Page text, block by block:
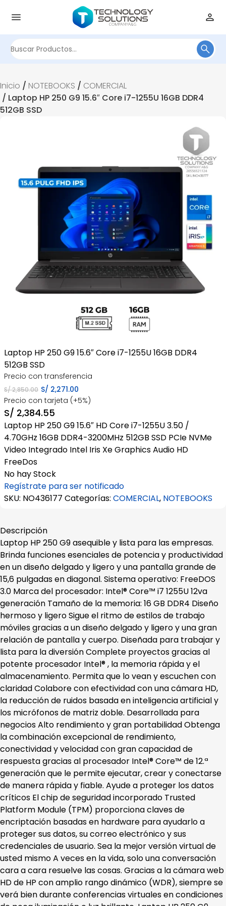
Inicio / NOTEBOOKS / COMERCIAL
/ Laptop HP 250 G9 15.6″ Core i7-1255U 16GB DDR4
512GB SSD
Laptop HP 250 G9 15.6″ Core i7-1255U 16GB DDR4
512GB SSD
¡Oferta!
Precio con transferencia
S/2,850.00 El
precio
original
era:
S/ 2,850.00.
S/ 2,271.00
precio
es:
S/ 2,271.00.
Precio con tarjeta (+5%)
S/ 2,384.55
Laptop HP 250 G9 15.6″ HD Core i7-1255U 3.50 /
4.70GHz 16GB DDR4-3200MHz 512GB SSD PCIe NVMe
Video Integrado Intel Iris Xe Graphics Audio HD
FreeDos
No hay Stock
Regístrate para ser notificado
SKU: NO436177 Categorías: COMERCIAL, NOTEBOOKS
Descripción
Laptop HP 250 G9 asequible y lista para las empresas.
Brinda funciones esenciales de potencia y productividad
en un diseño delgado y ligero y una pantalla grande de
15,6 pulgadas en diagonal. Sistema operativo: FreeDOS
3.0 Marca del procesador: Intel® Core™ i7 1255U 12va
generación Tamaño de la memoria: 16 GB DDR4 Diseño
hermoso y ligero Sigue el ritmo de estilos de trabajo
móviles gracias a un diseño delgado y ligero y una gran
relación de pantalla y cuerpo. Diseñada para trabajar y
lista para la diversión Complete proyectos gracias al
potente procesador Intel® , la memoria rápida y el
almacenamiento. Permita que lo vean y escuchen con
claridad Colabore con efectividad con una cámara HD,
la reducción de ruidos basada en inteligencia artificial y
los micrófonos de matriz doble. Desarrollada para
negocios Alto rendimiento y gran portabilidad Obtenga
la combinación excepcional de rendimiento,
conectividad y velocidad con gran capacidad de
respuesta gracias al procesador Intel® Core™ de 12.ª
generación que le permite ejecutar, crear y conectarse
de manera rápida y fiable. Ayude a proteger los datos
críticos El chip de seguridad incorporado Trusted
Platform Module (TPM) proporciona claves de
encriptación basadas en hardware para ayudarlo a
proteger sus datos, su correo electrónico y sus
credenciales de usuario. Sea la mejor versión virtual de
usted mismo A veces en la vida, solo una conversación
cara a cara resuelve las cosas. Gracias a la cámara web
HD de HP con amplio rango dinámico (WDR), siempre se
verá bien durante conferencias virtuales en condiciones